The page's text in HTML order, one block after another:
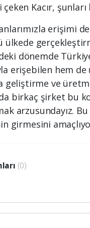
Kacır,
erişimi
ülkede
dönemde
erişebilen hem
geliştirme ve
birkaç şirket bu
arzusundayız.
girmesini
(0)